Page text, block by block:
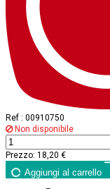
Ref : 00910750
Non disponibile
Prezzo: 18,20 €
Aggiungi al carrello